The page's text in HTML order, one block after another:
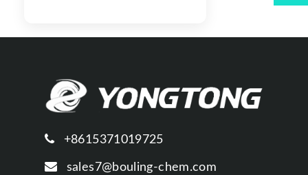
+8615371019725
sales7@bouling-chem.com